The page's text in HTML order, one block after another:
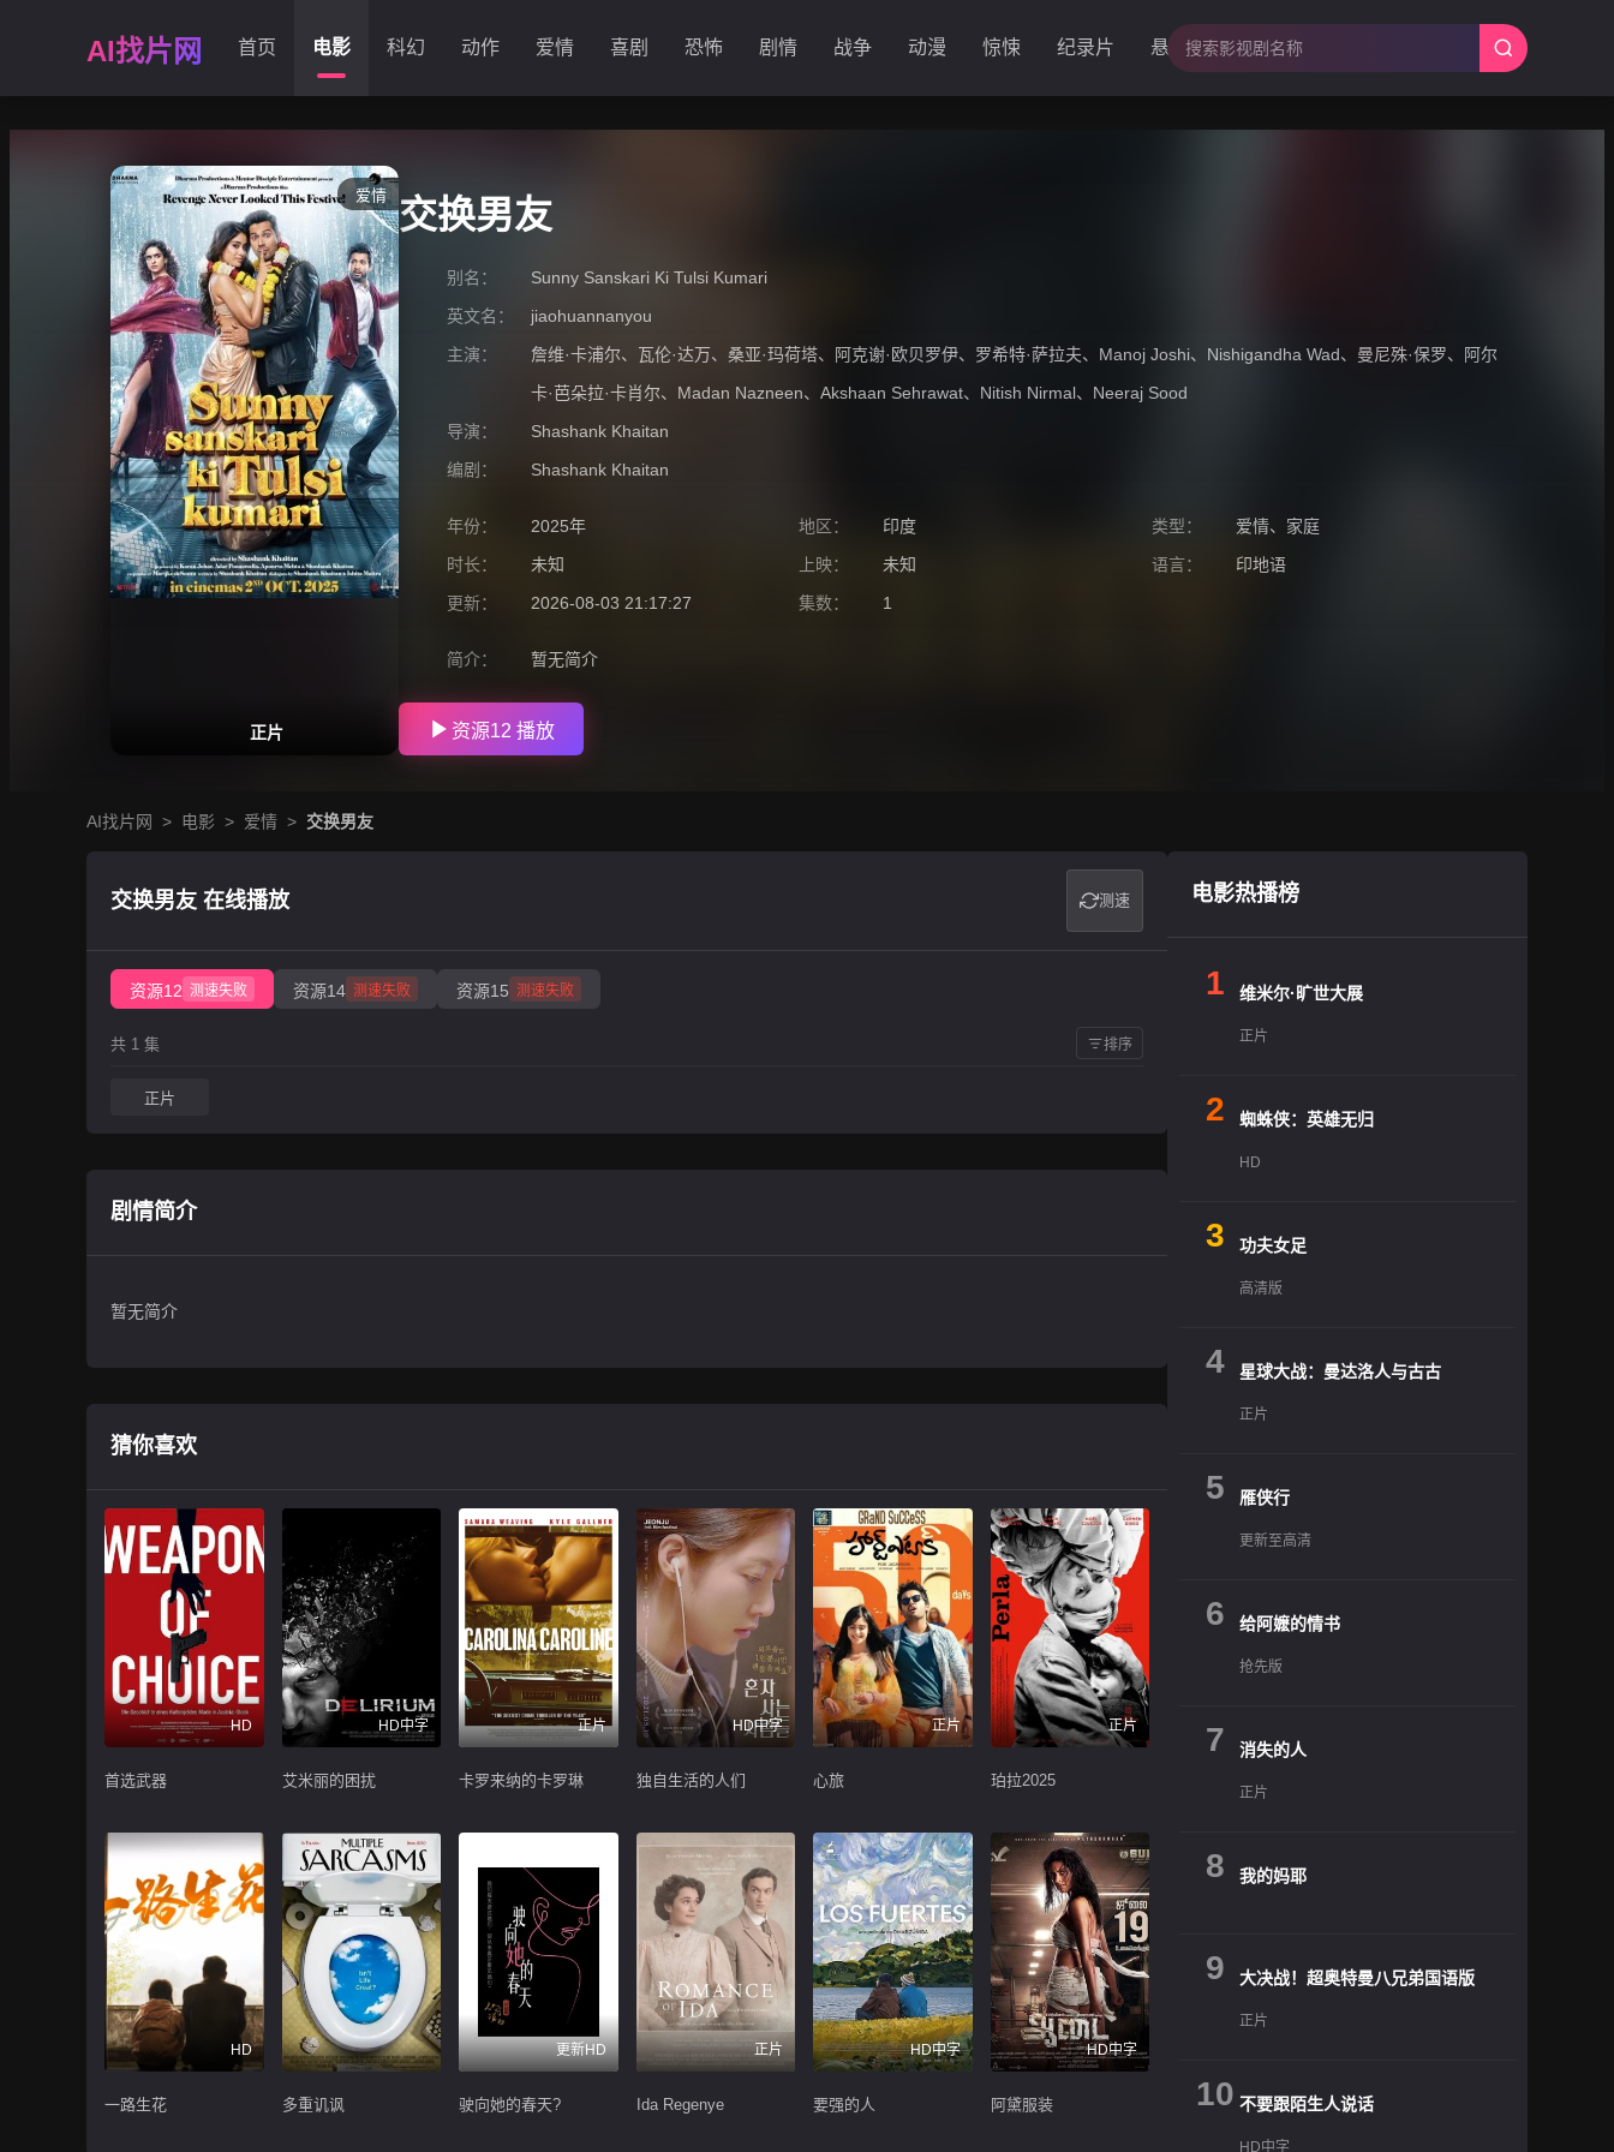
AI找片网 首页 电影 科幻 动作 爱情 喜剧 恐怖 剧情 战争 动漫 惊悚 纪录片 悬疑
爱情
正片
交换男友
别名：
Sunny Sanskari Ki Tulsi Kumari
英文名：
jiaohuannanyou
主演：
詹维·卡浦尔、 瓦伦·达万、 桑亚·玛荷塔、 阿克谢·欧贝罗伊、 罗希特·萨拉夫、 Manoj Joshi、 Nishigandha Wad、 曼尼殊·保罗、
阿尔
卡·芭朵拉·卡肖尔、 Madan Nazneen、 Akshaan Sehrawat、 Nitish Nirmal、 Neeraj Sood
导演：
Shashank Khaitan
编剧：
Shashank Khaitan
年份： 2025年 地区： 印度 类型： 爱情、 家庭
时长：
未知 上映： 未知 语言：
印地语
更新：
2026-08-03 21:17:27 集数： 1
简介： 暂无简介
资源12 播放
AI找片网 > 电影 > 爱情 > 交换男友
交换男友 在线播放 测速
资源12 测速失败 资源14 测速失败 资源15 测速失败
共 1 集 排序
正片
剧情简介
暂无简介
猜你喜欢
HD
首选武器
HD中字
艾米丽的困扰
正片
卡罗来纳的卡罗琳
HD中字
独自生活的人们
正片
心旅
正片
珀拉2025
HD
一路生花 多重讥讽
更新HD
驶向她的春天?
正片
Ida Regenye
HD中字
要强的人
HD中字
阿黛服装
电影热播榜
1 维米尔·旷世大展
正片
2 蜘蛛侠：英雄无归
HD
3 功夫女足
高清版
4 星球大战：曼达洛人与古古
正片
5 雁侠行
更新至高清
6 给阿嬷的情书
抢先版
7 消失的人
正片
8 我的妈耶
9 大决战！超奥特曼八兄弟国语版
正片
10 不要跟陌生人说话
HD中字